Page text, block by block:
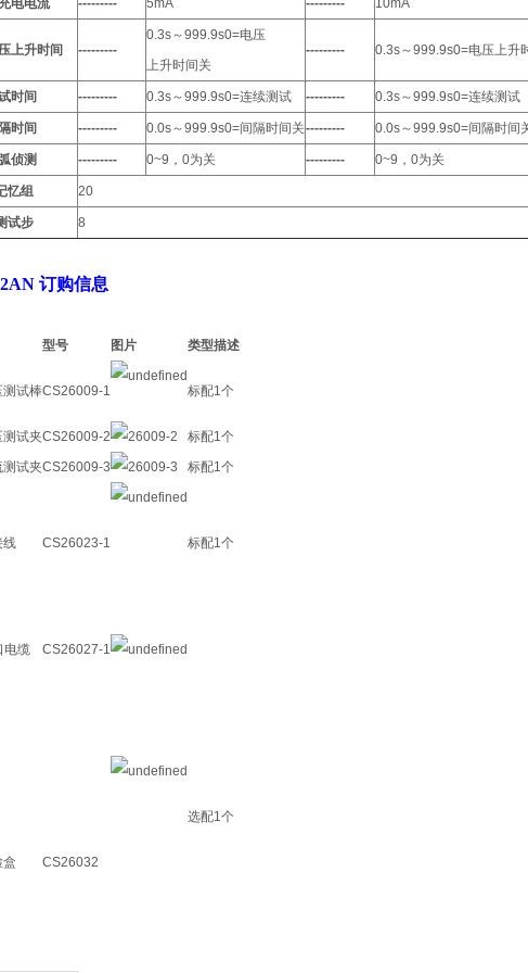
电电流 --------- 5mA --------- 10mA
上升时间 ---------
0.3s～999.9s0=电压
上升时间关
--------- 0.3s～999.9s0=电压上升
时间 --------- 0.3s～999.9s0=连续测试 --------- 0.3s～999.9s0=连续测试
时间 --------- 0.0s～999.9s0=间隔时间关--------- 0.0s～999.9s0=间隔时间
侦测 --------- 0~9，0为关 --------- 0~9，0为关
忆组 20
试步 8
订购信息
型号 图片 类型描述
试棒CS26009-1 标配1个
试夹CS26009-2 标配1个
试夹CS26009-3 标配1个
线 CS26023-1 标配1个
电缆
盒
CS26027-1
CS26032
选配1个